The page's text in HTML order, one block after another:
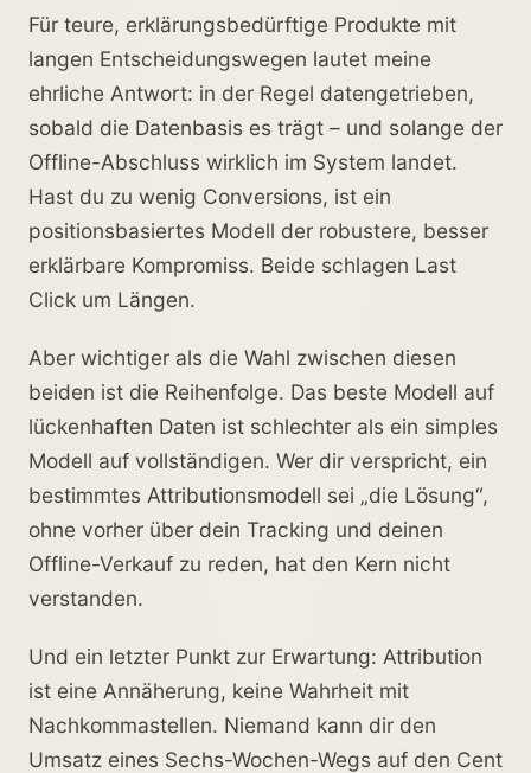
Für teure, erklärungsbedürftige Produkte mit
langen Entscheidungswegen lautet meine
ehrliche Antwort: in der Regel datengetrieben,
sobald die Datenbasis es trägt – und solange der
Offline-Abschluss wirklich im System landet.
Hast du zu wenig Conversions, ist ein
positionsbasiertes Modell der robustere, besser
erklärbare Kompromiss. Beide schlagen Last
Click um Längen.
Aber wichtiger als die Wahl zwischen diesen
beiden ist die Reihenfolge. Das beste Modell auf
lückenhaften Daten ist schlechter als ein simples
Modell auf vollständigen. Wer dir verspricht, ein
bestimmtes Attributionsmodell sei „die Lösung“,
ohne vorher über dein Tracking und deinen
Offline-Verkauf zu reden, hat den Kern nicht
verstanden.
Und ein letzter Punkt zur Erwartung: Attribution
ist eine Annäherung, keine Wahrheit mit
Nachkommastellen. Niemand kann dir den
Umsatz eines Sechs-Wochen-Wegs auf den Cent